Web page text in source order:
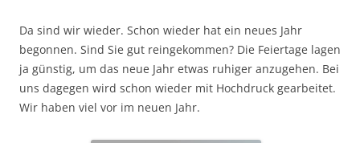
Da sind wir wieder. Schon wieder hat ein neues Jahr
begonnen. Sind Sie gut reingekommen? Die Feiertage lagen
ja günstig, um das neue Jahr etwas ruhiger anzugehen. Bei
uns dagegen wird schon wieder mit Hochdruck gearbeitet.
Wir haben viel vor im neuen Jahr.